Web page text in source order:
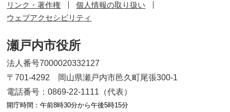
リンク・著作権
個人情報の取り扱い
ウェブアクセシビリティ
瀬戸内市役所
法人番号7000020332127
〒701-4292 岡山県瀬戸内市邑久町尾張300-1
電話番号：0869-22-1111（代表）
開庁時間：午前8時30分から午後5時15分